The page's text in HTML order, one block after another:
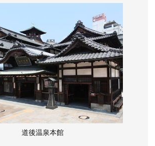
0895-20-5526
泉 公式サイト
ティには絶好のロケーション。透明
対岸には人口建造物の無い開放的な
、秘境的な非日常空間でゆったりと
水シャワー・ウォシュレット付トイ
過ごせます。また、地元の新鮮な海
る海鮮ＢＢＱもオススメ。デイキャ
ます。シーカヤックはガイド付きの
レンタル品も充実しているので手ぶ
ＢＢＱもＯＫ！
道後温泉本館